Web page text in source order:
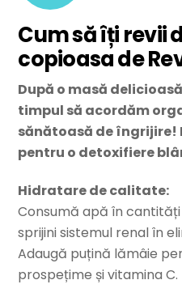
Cum să îți revii
copioasa de
După o masă
timpul să acordăm
sănătoasă de
pentru o detoxifiere
Hidratare de calitate:
Consumă apă în
sprijini sistemul renal în
Adaugă puțină lămâie
prospețime și vitamina C.